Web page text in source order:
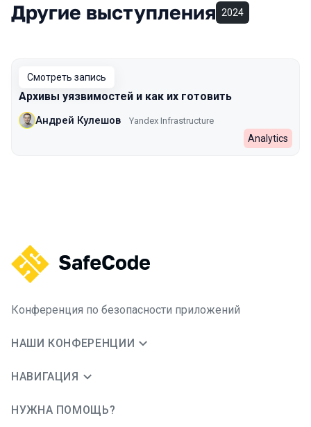
Другие выступления 2024
Смотреть запись
Архивы уязвимостей и как их готовить
Андрей Кулешов Yandex Infrastructure
Analytics
Конференция по безопасности приложений
НАШИ КОНФЕРЕНЦИИ
НАВИГАЦИЯ
НУЖНА ПОМОЩЬ?